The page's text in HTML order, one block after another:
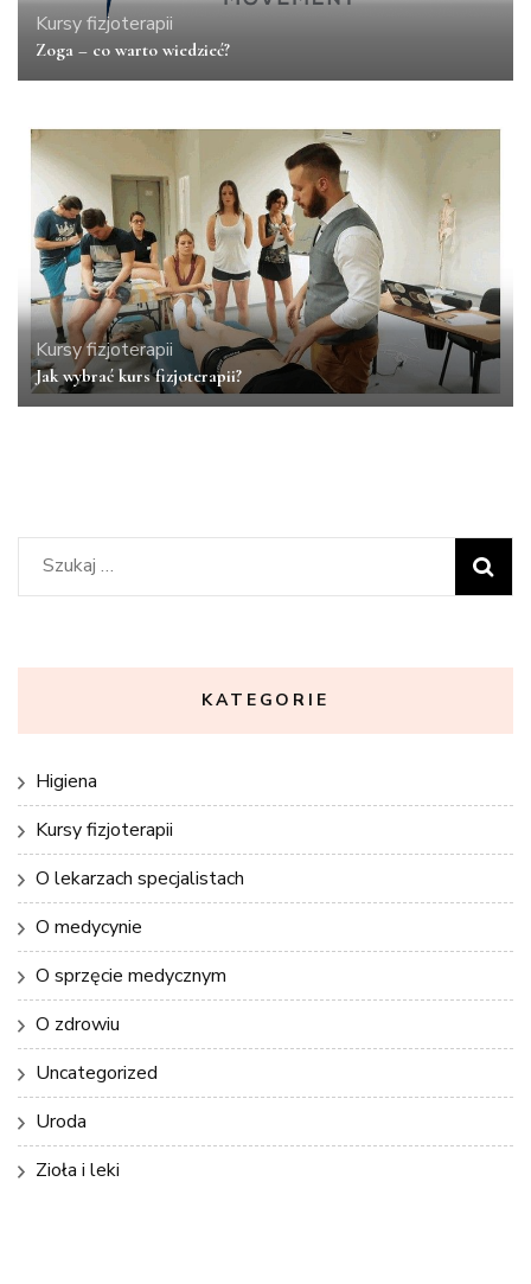
Kursy fizjoterapii
Zoga – co warto wiedzieć?
Kursy fizjoterapii
Jak wybrać kurs fizjoterapii?
Szukaj:
KATEGORIE
Higiena
Kursy fizjoterapii
O lekarzach specjalistach
O medycynie
O sprzęcie medycznym
O zdrowiu
Uncategorized
Uroda
Zioła i leki